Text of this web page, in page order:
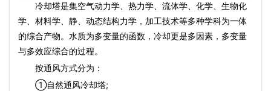
冷却塔是集空气动力学、热力学、流体学、化学、生物化
学、材料学、静、动态结构力学，加工技术等多种学科为一体
的综合产物。水质为多变量的函数，冷却更是多因素，多变量
与多效应综合的过程。
按通风方式分为：
①自然通风冷却塔;